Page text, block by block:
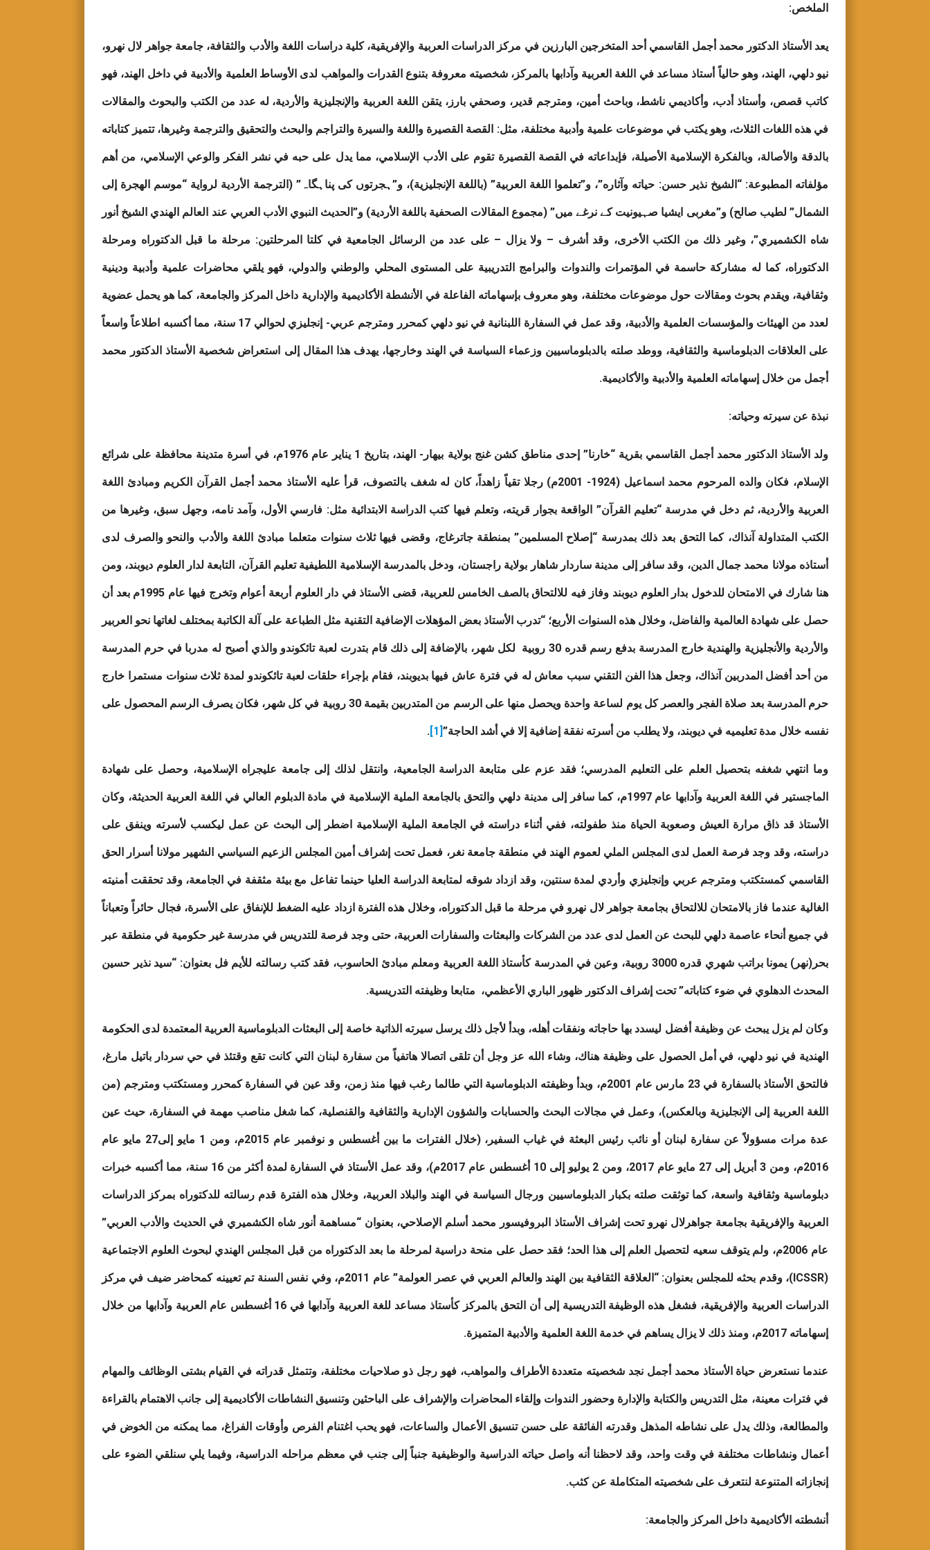
الملخص:
يعد الأستاذ الدكتور محمد أجمل القاسمي أحد المتخرجين البارزين في مركز الدراسات العربية والإفريقية، كلية دراسات اللغة والأدب والثقافة، جامعة جواهر لال نهرو،
نيو دلهي، الهند، وهو حالياً أستاذ مساعد في اللغة العربية وآدابها بالمركز، شخصيته معروفة بتنوع القدرات والمواهب لدى الأوساط العلمية والأدبية في داخل الهند، فهو
كاتب قصص، وأستاذ أدب، وأكاديمي ناشط، وباحث أمين، ومترجم قدير، وصحفي بارز، يتقن اللغة العربية والإنجليزية والأردية، له عدد من الكتب والبحوث والمقالات
في هذه اللغات الثلاث، وهو يكتب في موضوعات علمية وأدبية مختلفة، مثل: القصة القصيرة واللغة والسيرة والتراجم والبحث والتحقيق والترجمة وغيرها، تتميز كتاباته
بالدقة والأصالة، وبالفكرة الإسلامية الأصيلة، فإبداعاته في القصة القصيرة تقوم على الأدب الإسلامي، مما يدل على حبه في نشر الفكر والوعي الإسلامي، من أهم
مؤلفاته المطبوعة: “الشيخ نذير حسن: حياته وآثاره”، و”تعلموا اللغة العربية” (باللغة الإنجليزية)، و”ہجرتوں کی پناہگاہ” (الترجمة الأردية لرواية “موسم الهجرة إلى
الشمال” لطيب صالح) و”مغربی ايشيا صہيونيت کے نرغے ميں” (مجموع المقالات الصحفية باللغة الأردية) و”الحديث النبوي الأدب العربي عند العالم الهندي الشيخ أنور
شاه الكشميري”، وغير ذلك من الكتب الأخرى، وقد أشرف – ولا يزال – على عدد من الرسائل الجامعية في كلتا المرحلتين: مرحلة ما قبل الدكتوراه ومرحلة
الدكتوراه، كما له مشاركة حاسمة في المؤتمرات والندوات والبرامج التدريبية على المستوى المحلي والوطني والدولي، فهو يلقي محاضرات علمية وأدبية ودينية
وثقافية، ويقدم بحوث ومقالات حول موضوعات مختلفة، وهو معروف بإسهاماته الفاعلة في الأنشطة الأكاديمية والإدارية داخل المركز والجامعة، كما هو يحمل عضوية
لعدد من الهيئات والمؤسسات العلمية والأدبية، وقد عمل في السفارة اللبنانية في نيو دلهي كمحرر ومترجم عربي- إنجليزي لحوالي 17 سنة، مما أكسبه اطلاعاً واسعاً
على العلاقات الدبلوماسية والثقافية، ووطد صلته بالدبلوماسيين وزعماء السياسة في الهند وخارجها، يهدف هذا المقال إلى استعراض شخصية الأستاذ الدكتور محمد
أجمل من خلال إسهاماته العلمية والأدبية والأكاديمية.
نبذة عن سيرته وحياته:
ولد الأستاذ الدكتور محمد أجمل القاسمي بقرية “خارنا” إحدى مناطق كشن غنج بولاية بيهار- الهند، بتاريخ 1 يناير عام 1976م، في أسرة متدينة محافظة على شرائع
الإسلام، فكان والده المرحوم محمد اسماعيل (1924- 2001م) رجلا تقياً زاهداً، كان له شغف بالتصوف، قرأ عليه الأستاذ محمد أجمل القرآن الكريم ومبادئ اللغة
العربية والأردية، ثم دخل في مدرسة “تعليم القرآن” الواقعة بجوار قريته، وتعلم فيها كتب الدراسة الابتدائية مثل: فارسي الأول، وآمد نامه، وجهل سبق، وغيرها من
الكتب المتداولة آنذاك، كما التحق بعد ذلك بمدرسة “إصلاح المسلمين” بمنطقة جاترغاج، وقضى فيها ثلاث سنوات متعلما مبادئ اللغة والأدب والنحو والصرف لدى
أستاذه مولانا محمد جمال الدين، وقد سافر إلى مدينة ساردار شاهار بولاية راجستان، ودخل بالمدرسة الإسلامية اللطيفية تعليم القرآن، التابعة لدار العلوم ديوبند، ومن
هنا شارك في الامتحان للدخول بدار العلوم ديوبند وفاز فيه للالتحاق بالصف الخامس للعربية، قضى الأستاذ في دار العلوم أربعة أعوام وتخرج فيها عام 1995م بعد أن
حصل على شهادة العالمية والفاضل، وخلال هذه السنوات الأربع؛ “تدرب الأستاذ بعض المؤهلات الإضافية التقنية مثل الطباعة على آلة الكاتبة بمختلف لغاتها نحو العربير
والأردية والأنجليزية والهندية خارج المدرسة بدفع رسم قدره 30 روبية لكل شهر، بالإضافة إلى ذلك قام بتدرت لعبة تائكوندو والذي أصبح له مدربا في حرم المدرسة
من أحد أفضل المدربين آنذاك، وجعل هذا الفن التقني سبب معاش له في فترة عاش فيها بديوبند، فقام بإجراء حلقات لعبة تائكوندو لمدة ثلاث سنوات مستمرا خارج
حرم المدرسة بعد صلاة الفجر والعصر كل يوم لساعة واحدة ويحصل منها على الرسم من المتدربين بقيمة 30 روبية في كل شهر، فكان يصرف الرسم المحصول على
نفسه خلال مدة تعليميه في ديوبند، ولا يطلب من أسرته نفقة إضافية إلا في أشد الحاجة”[1]
.
وما انتهي شغفه بتحصيل العلم على التعليم المدرسي؛ فقد عزم على متابعة الدراسة الجامعية، وانتقل لذلك إلى جامعة عليجراه الإسلامية، وحصل على شهادة
الماجستير في اللغة العربية وآدابها عام 1997م، كما سافر إلى مدينة دلهي والتحق بالجامعة الملية الإسلامية في مادة الدبلوم العالي في اللغة العربية الحديثة، وكان
الأستاذ قد ذاق مرارة العيش وصعوبة الحياة منذ طفولته، ففي أثناء دراسته في الجامعة الملية الإسلامية اضطر إلى البحث عن عمل ليكسب لأسرته وينفق على
دراسته، وقد وجد فرصة العمل لدى المجلس الملي لعموم الهند في منطقة جامعة نغر، فعمل تحت إشراف أمين المجلس الزعيم السياسي الشهير مولانا أسرار الحق
القاسمي كمستكتب ومترجم عربي وإنجليزي وأردي لمدة سنتين، وقد ازداد شوقه لمتابعة الدراسة العليا حينما تفاعل مع بيئة مثقفة في الجامعة، وقد تحققت أمنيته
الغالية عندما فاز بالامتحان للالتحاق بجامعة جواهر لال نهرو في مرحلة ما قبل الدكتوراه، وخلال هذه الفترة ازداد عليه الضغط للإنفاق على الأسرة، فجال حائراً وتعباناً
في جميع أنحاء عاصمة دلهي للبحث عن العمل لدى عدد من الشركات والبعثات والسفارات العربية، حتى وجد فرصة للتدريس في مدرسة غير حكومية في منطقة عبر
بحر(نهر) يمونا براتب شهري قدره 3000 روبية، وعين في المدرسة كأستاذ اللغة العربية ومعلم مبادئ الحاسوب، فقد كتب رسالته للأيم فل بعنوان: “سيد نذير حسين
المحدث الدهلوي في ضوء كتاباته” تحت إشراف الدكتور ظهور الباري الأعظمي، متابعا وظيفته التدريسية.
وكان لم يزل يبحث عن وظيفة أفضل ليسدد بها حاجاته ونفقات أهله، وبدأ لأجل ذلك يرسل سيرته الذاتية خاصة إلى البعثات الدبلوماسية العربية المعتمدة لدى الحكومة
الهندية في نيو دلهي، في أمل الحصول على وظيفة هناك، وشاء الله عز وجل أن تلقى اتصالا هاتفياً من سفارة لبنان التي كانت تقع وقتئذ في حي سردار باتيل مارغ،
فالتحق الأستاذ بالسفارة في 23 مارس عام 2001م، وبدأ وظيفته الدبلوماسية التي طالما رغب فيها منذ زمن، وقد عين في السفارة كمحرر ومستكتب ومترجم (من
اللغة العربية إلى الإنجليزية وبالعكس)، وعمل في مجالات البحث والحسابات والشؤون الإدارية والثقافية والقنصلية، كما شغل مناصب مهمة في السفارة، حيث عين
عدة مرات مسؤولاً عن سفارة لبنان أو نائب رئيس البعثة في غياب السفير، (خلال الفترات ما بين أغسطس و نوفمبر عام 2015م، ومن 1 مايو إلى27 مايو عام
2016م، ومن 3 أبريل إلى 27 مايو عام 2017، ومن 2 يوليو إلى 10 أغسطس عام 2017م)، وقد عمل الأستاذ في السفارة لمدة أكثر من 16 سنة، مما أكسبه خبرات
دبلوماسية وثقافية واسعة، كما توثقت صلته بكبار الدبلوماسيين ورجال السياسة في الهند والبلاد العربية، وخلال هذه الفترة قدم رسالته للدكتوراه بمركز الدراسات
العربية والإفريقية بجامعة جواهرلال نهرو تحت إشراف الأستاذ البروفيسور محمد أسلم الإصلاحي، بعنوان “مساهمة أنور شاه الكشميري في الحديث والأدب العربي”
عام 2006م، ولم يتوقف سعيه لتحصيل العلم إلى هذا الحد؛ فقد حصل على منحة دراسية لمرحلة ما بعد الدكتوراه من قبل المجلس الهندي لبحوث العلوم الاجتماعية
(ICSSR)، وقدم بحثه للمجلس بعنوان: “العلاقة الثقافية بين الهند والعالم العربي في عصر العولمة” عام 2011م، وفي نفس السنة تم تعيينه كمحاضر ضيف في مركز
الدراسات العربية والإفريقية، فشغل هذه الوظيفة التدريسية إلى أن التحق بالمركز كأستاذ مساعد للغة العربية وآدابها في 16 أغسطس عام العربية وآدابها من خلال
إسهاماته 2017م، ومنذ ذلك لا يزال يساهم في خدمة اللغة العلمية والأدبية المتميزة.
عندما نستعرض حياة الأستاذ محمد أجمل نجد شخصيته متعددة الأطراف والمواهب، فهو رجل ذو صلاحيات مختلفة، وتتمثل قدراته في القيام بشتى الوظائف والمهام
في فترات معينة، مثل التدريس والكتابة والإدارة وحضور الندوات وإلقاء المحاضرات والإشراف على الباحثين وتنسيق النشاطات الأكاديمية إلى جانب الاهتمام بالقراءة
والمطالعة، وذلك يدل على نشاطه المذهل وقدرته الفائقة على حسن تنسيق الأعمال والساعات، فهو يحب اغتنام الفرص وأوقات الفراغ، مما يمكنه من الخوض في
أعمال ونشاطات مختلفة في وقت واحد، وقد لاحظنا أنه واصل حياته الدراسية والوظيفية جنباً إلى جنب في معظم مراحله الدراسية، وفيما يلي سنلقي الضوء على
إنجازاته المتنوعة لنتعرف على شخصيته المتكاملة عن كثب.
أنشطته الأكاديمية داخل المركز والجامعة: